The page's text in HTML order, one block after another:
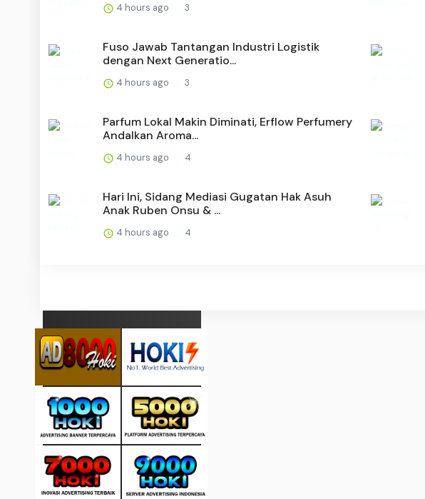
4 hours ago 3
Fuso Jawab Tantangan Industri Logistik
dengan Next Generatio...
4 hours ago 3
Parfum Lokal Makin Diminati, Erflow Perfumery
Andalkan Aroma...
4 hours ago 4
Hari Ini, Sidang Mediasi Gugatan Hak Asuh
Anak Ruben Onsu & ...
4 hours ago 4